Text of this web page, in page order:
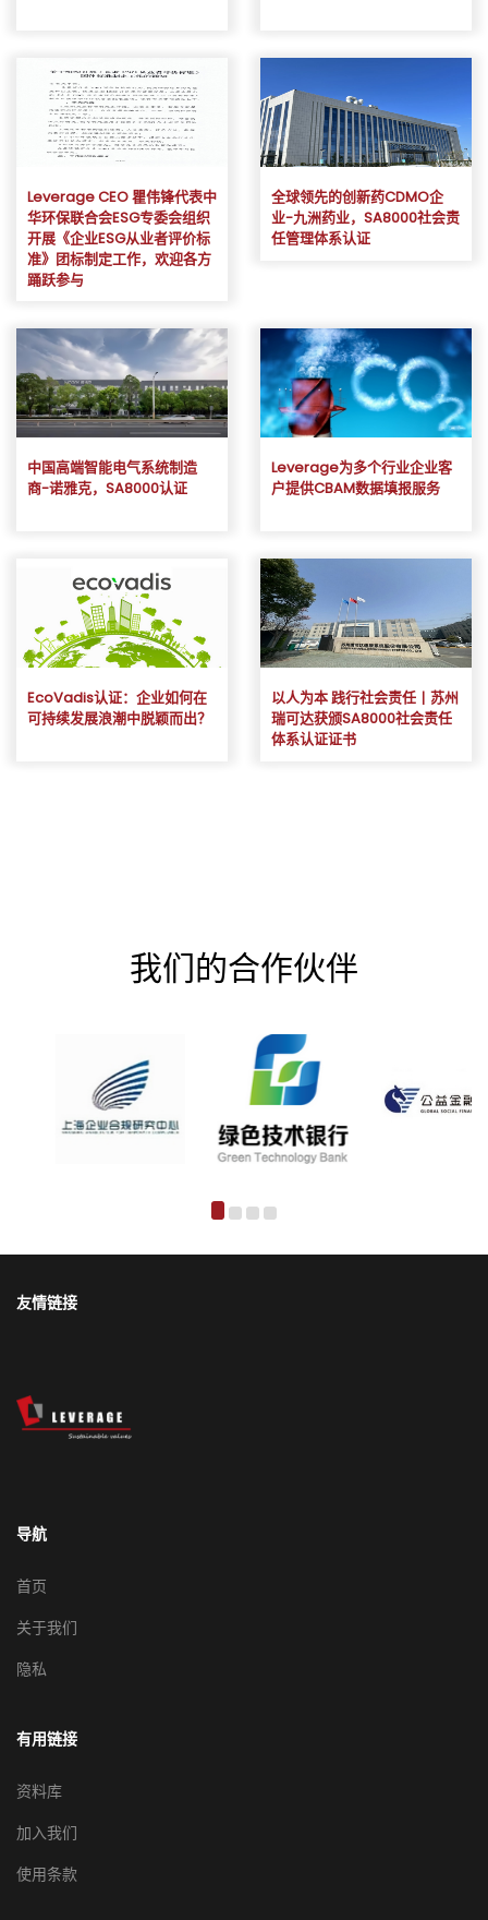
Leverage CEO 瞿伟锋代表中
华环保联合会ESG专委会组织
开展《企业ESG从业者评价标
准》团标制定工作，欢迎各方
踊跃参与
全球领先的创新药CDMO企
业-九洲药业，SA8000社会责
任管理体系认证
中国高端智能电气系统制造
商-诺雅克，SA8000认证
Leverage为多个行业企业客
户提供CBAM数据填报服务
EcoVadis认证：企业如何在
可持续发展浪潮中脱颖而出？
以人为本 践行社会责任丨苏州
瑞可达获颁SA8000社会责任
体系认证证书
我们的合作伙伴
友情链接
导航
首页
关于我们
隐私
有用链接
资料库
加入我们
使用条款